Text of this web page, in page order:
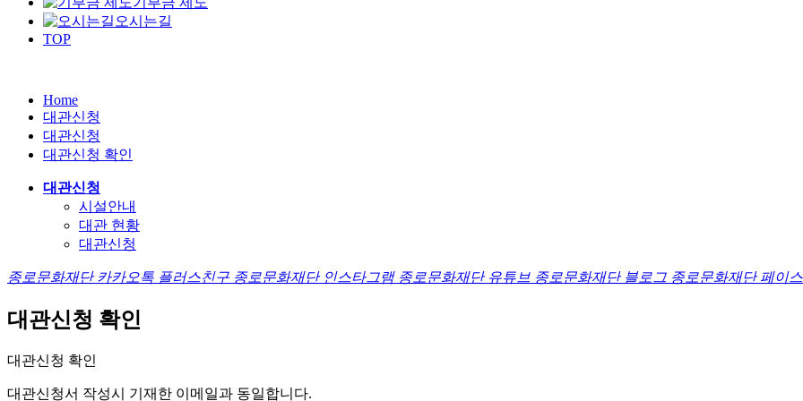
오시는길
TOP
Home
대관신청
대관신청
대관신청 확인
대관신청
시설안내
대관 현황
대관신청
종로문화재단 카카오톡 플러스친구 종로문화재단 인스타그램 종로문화재단 유튜브 종로문화재단 블로그 종로문화재단 페이
대관신청 확인
대관신청 확인
대관신청서 작성시 기재한 이메일과 동일합니다.